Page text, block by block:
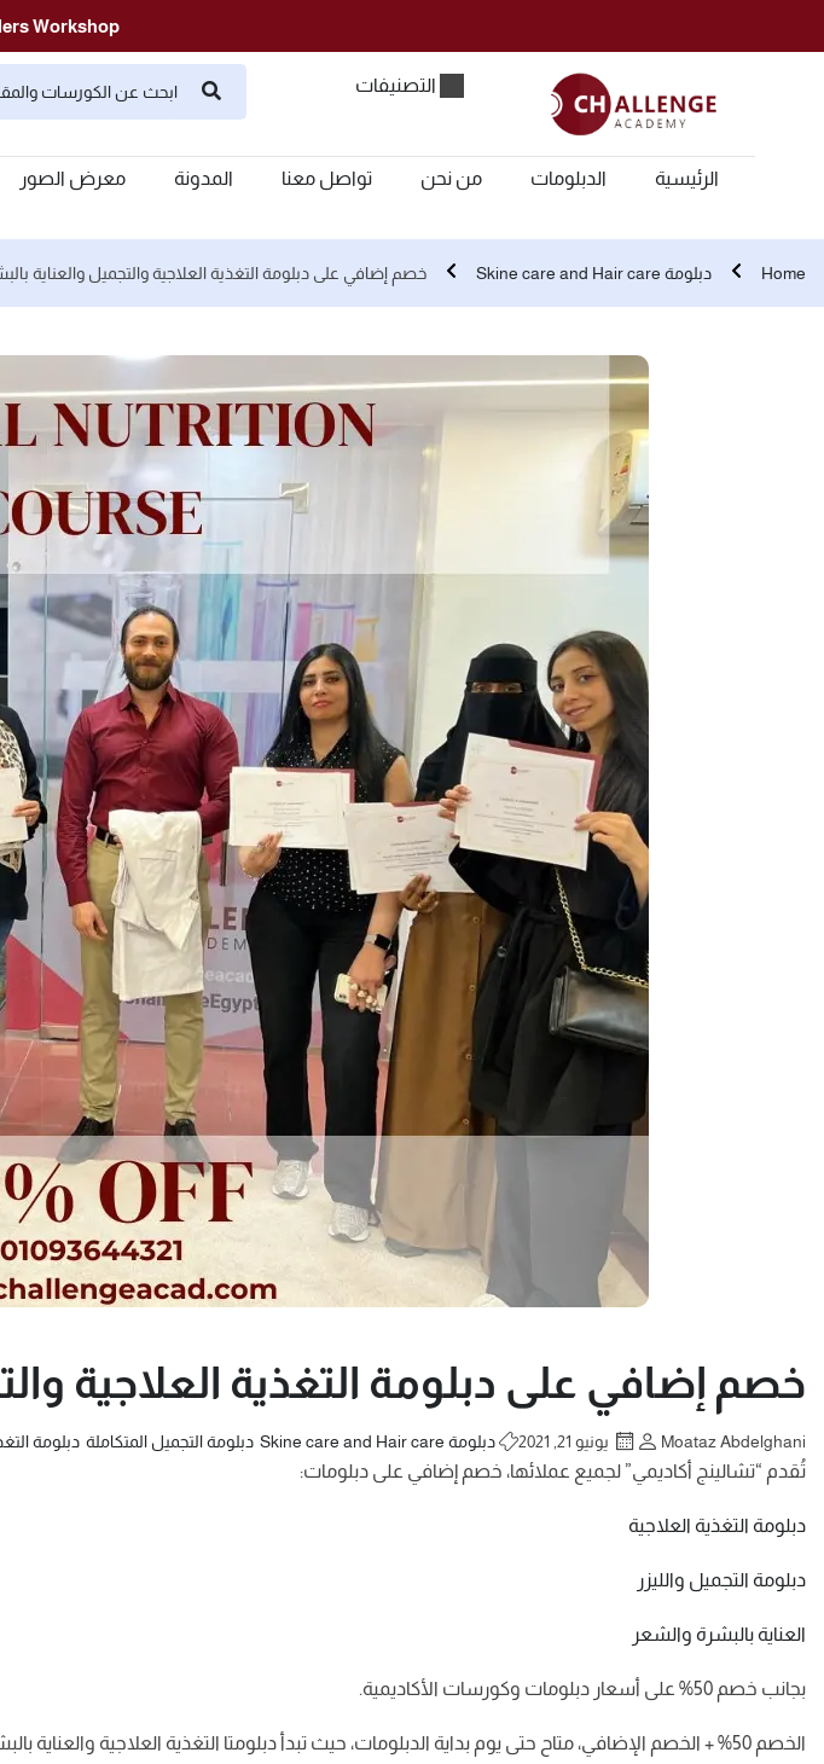
Workshop
التصنيفات
الرئيسية الدبلومات من نحن تواصل معنا المدونة معرض الصور
Home دبلومة Skine care and Hair care خصم إضافي على دبلومة التغذية العلاجية والتجميل والعناية
خصم إضافي على دبلومة التغذية العلاجية
Moataz Abdelghani يونيو 21, 2021 دبلومة Skine care and Hair care دبلومة التجميل المتكاملة دبلومة
تُقدم “تشالينج أكاديمي” لجميع عملائها، خصم إضافي على دبلومات:
دبلومة التغذية العلاجية
دبلومة التجميل والليزر
العناية بالبشرة والشعر
بجانب خصم 50% على أسعار دبلومات وكورسات الأكاديمية.